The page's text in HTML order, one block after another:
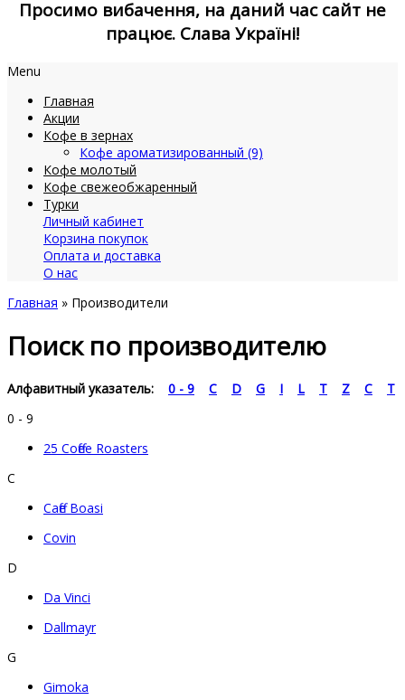
Просимо вибачення, на даний час сайт не
працює. Слава Україні!
Menu
Главная
Акции
Кофе в зернах
Кофе ароматизированный (9)
Кофе молотый
Кофе свежеобжаренный
Турки
Личный кабинет
Корзина покупок
Оплата и доставка
О нас
Главная » Производители
Поиск по производителю
Алфавитный указатель: 0 - 9 C D G I L T Z С
Т
0 - 9
25 Coffee Roasters
C
Caffe Boasi
Covin
D
Da Vinci
Dallmayr
G
Gimoka